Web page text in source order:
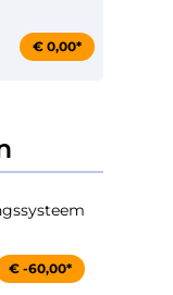
€ 0,00*
€ -60,00*